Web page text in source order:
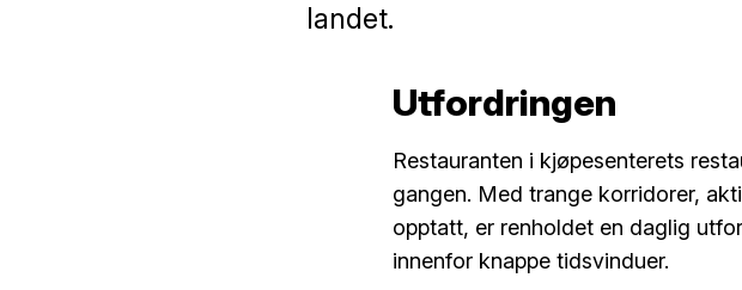
landet.
Utfordringen
Restauranten i kjøpesenterets
gangen. Med trange korridorer,
opptatt, er renholdet en daglig
innenfor knappe tidsvinduer.